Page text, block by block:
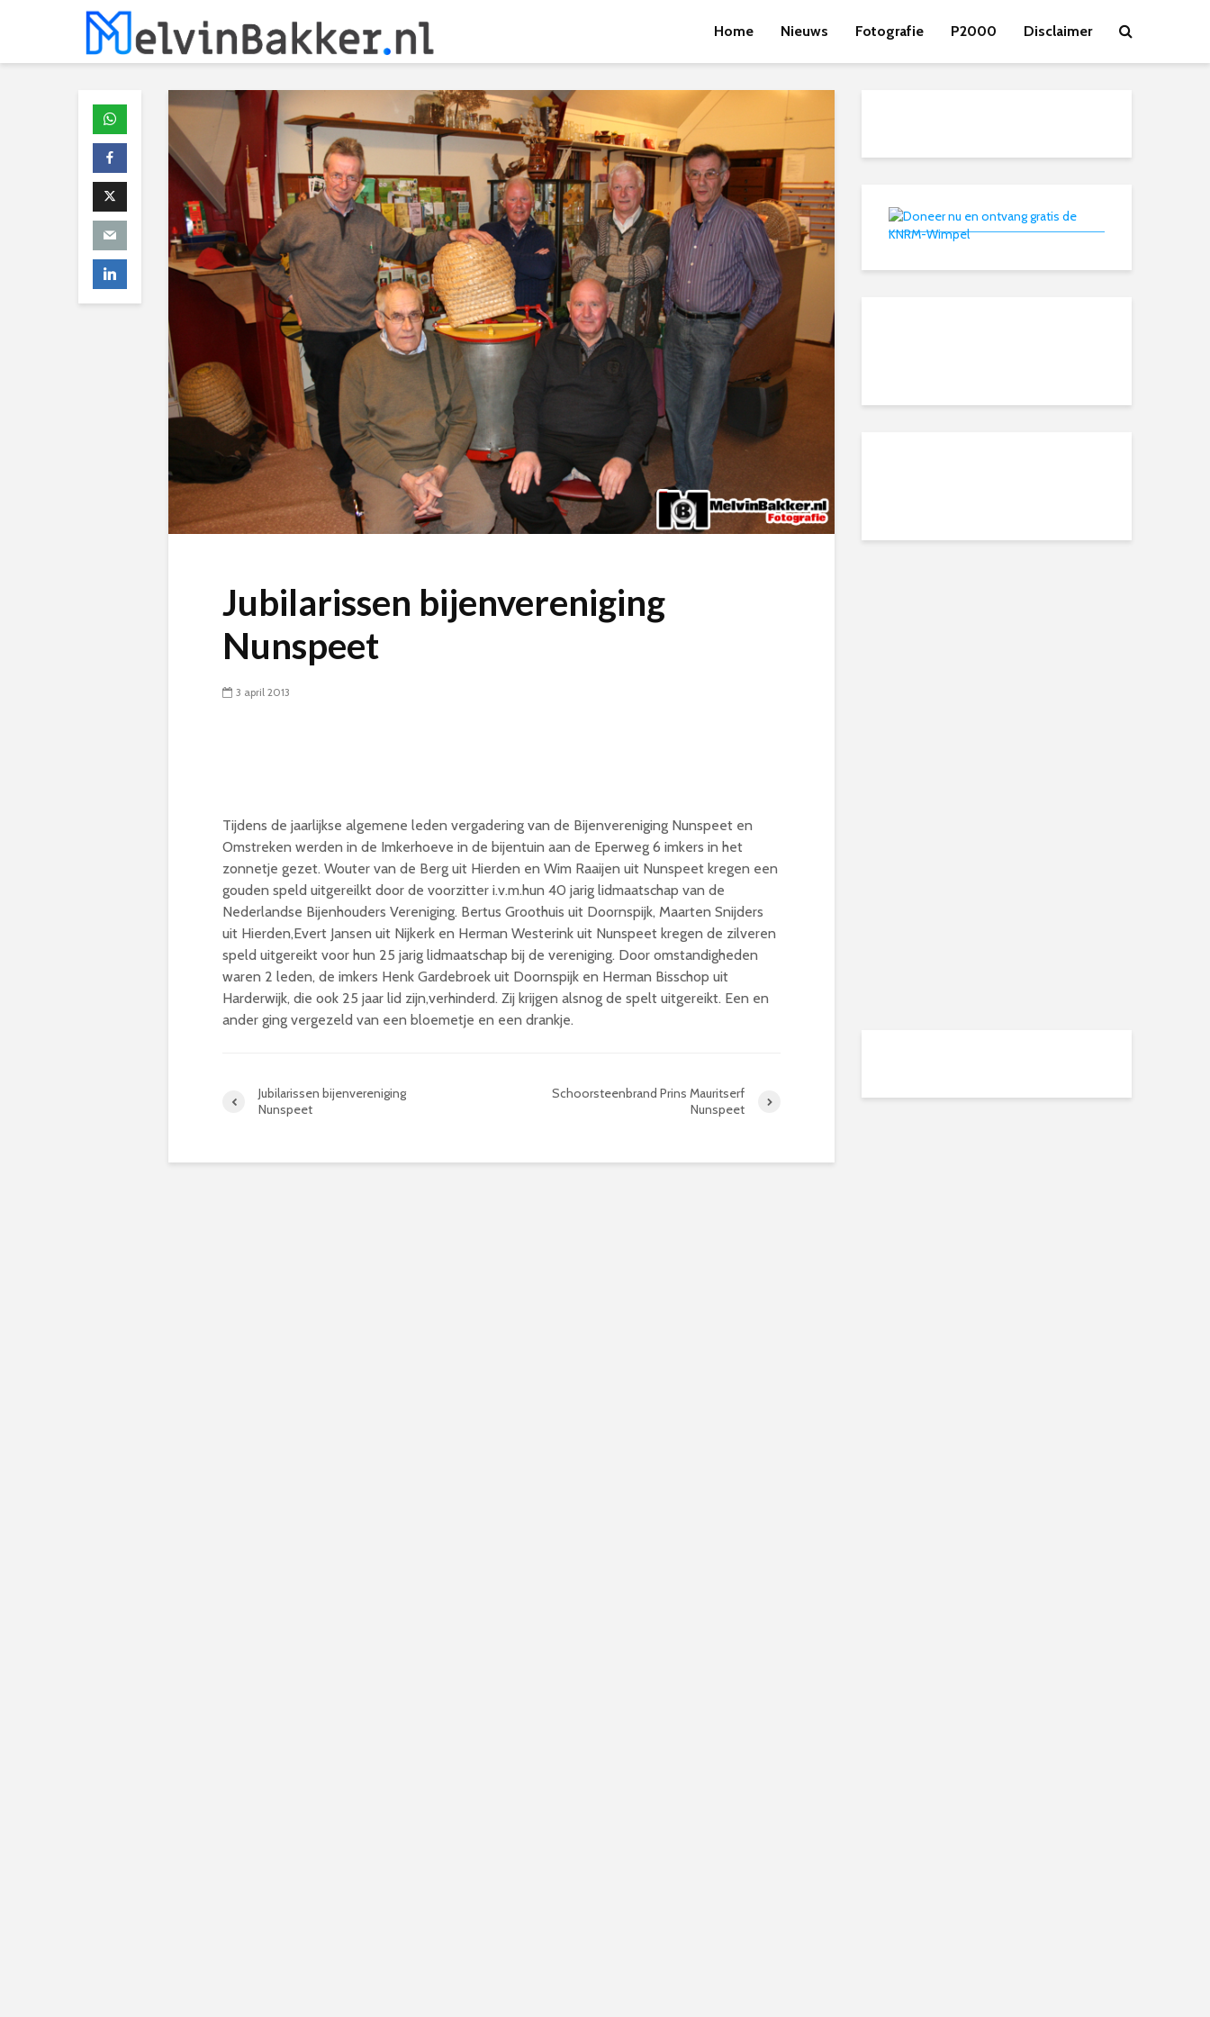
Home Nieuws Fotografie P2000 Disclaimer
Jubilarissen bijenvereniging
Nunspeet
3 april 2013
Tijdens de jaarlijkse algemene leden vergadering van de Bijenvereniging Nunspeet en
Omstreken werden in de Imkerhoeve in de bijentuin aan de Eperweg 6 imkers in het
zonnetje gezet. Wouter van de Berg uit Hierden en Wim Raaijen uit Nunspeet kregen een
gouden speld uitgereilkt door de voorzitter i.v.m.hun 40 jarig lidmaatschap van de
Nederlandse Bijenhouders Vereniging. Bertus Groothuis uit Doornspijk, Maarten Snijders
uit Hierden,Evert Jansen uit Nijkerk en Herman Westerink uit Nunspeet kregen de zilveren
speld uitgereikt voor hun 25 jarig lidmaatschap bij de vereniging. Door omstandigheden
waren 2 leden, de imkers Henk Gardebroek uit Doornspijk en Herman Bisschop uit
Harderwijk, die ook 25 jaar lid zijn,verhinderd. Zij krijgen alsnog de spelt uitgereikt. Een en
ander ging vergezeld van een bloemetje en een drankje.
Jubilarissen bijenvereniging
Nunspeet
Schoorsteenbrand Prins Mauritserf
Nunspeet